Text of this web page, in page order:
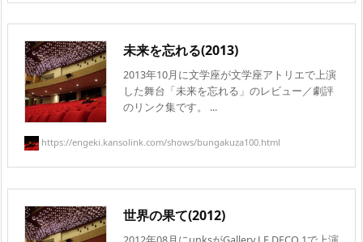
未来を忘れる(2013)
2013年10月に文学座が文学座アトリエで上演
した舞台「未来を忘れる」のレビュー／劇評
のリンク集です。 ...
https://engeki.kansolink.com/shows/bungakuza100.html
世界の果て(2012)